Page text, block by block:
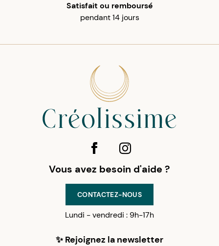
Satisfait ou remboursé
pendant 14 jours
Vous avez besoin d'aide ?
CONTACTEZ-NOUS
Lundi - vendredi : 9h-17h
✨ Rejoignez la newsletter